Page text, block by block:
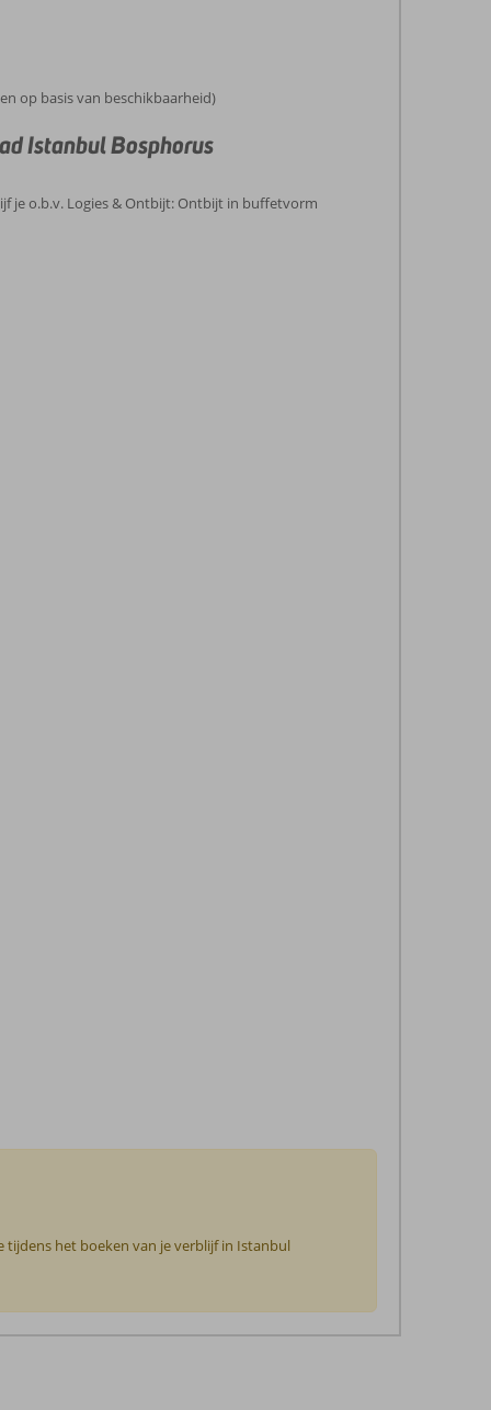
op basis van beschikbaarheid)
Istanbul Bosphorus
je o.b.v. Logies & Ontbijt: Ontbijt in buffetvorm
het boeken van je verblijf in Istanbul